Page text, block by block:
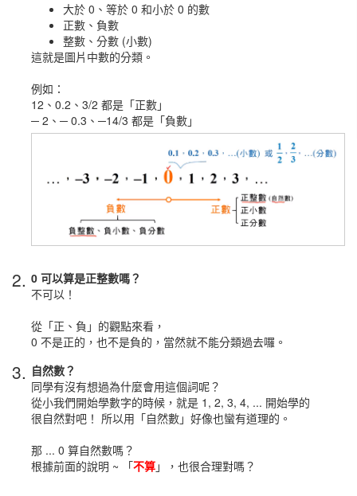
大於 0、等於 0 和小於 0 的數
正數、負數
整數、分數 (小數)
這就是圖片中數的分類。
例如：
12、0.2、3/2 都是「正數」
─ 2、─ 0.3、─14/3 都是「負數」
2. 0 可以算是正整數嗎？
不可以！
從「正、負」的觀點來看，
0 不是正的，也不是負的，當然就不能分類過去囉。
3. 自然數？
同學有沒有想過為什麼會用這個詞呢？
從小我們開始學數字的時候，就是 1, 2, 3, 4, ... 開始學的
很自然對吧！ 所以用「自然數」好像也蠻有道理的。
那 ... 0 算自然數嗎？
根據前面的說明 ~ 「不算」，也很合理對嗎？